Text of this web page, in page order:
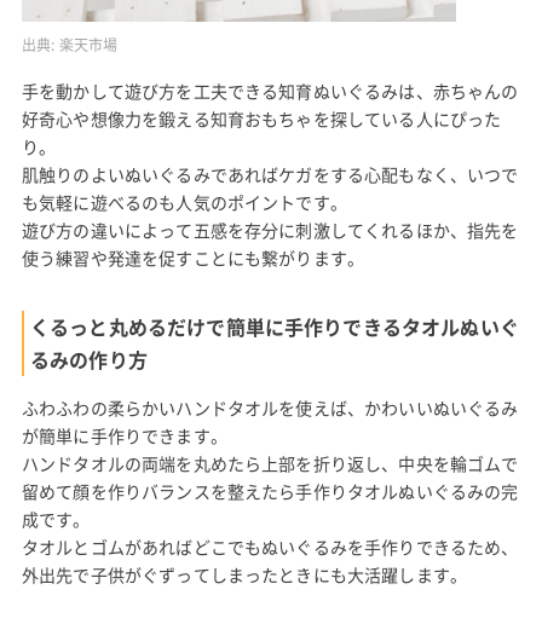
出典: 楽天市場
手を動かして遊び方を工夫できる知育ぬいぐるみは、赤ちゃんの
好奇心や想像力を鍛える知育おもちゃを探している人にぴった
り。
肌触りのよいぬいぐるみであればケガをする心配もなく、いつで
も気軽に遊べるのも人気のポイントです。
遊び方の違いによって五感を存分に刺激してくれるほか、指先を
使う練習や発達を促すことにも繋がります。
くるっと丸めるだけで簡単に手作りできるタオルぬいぐ
るみの作り方
ふわふわの柔らかいハンドタオルを使えば、かわいいぬいぐるみ
が簡単に手作りできます。
ハンドタオルの両端を丸めたら上部を折り返し、中央を輪ゴムで
留めて顔を作りバランスを整えたら手作りタオルぬいぐるみの完
成です。
タオルとゴムがあればどこでもぬいぐるみを手作りできるため、
外出先で子供がぐずってしまったときにも大活躍します。